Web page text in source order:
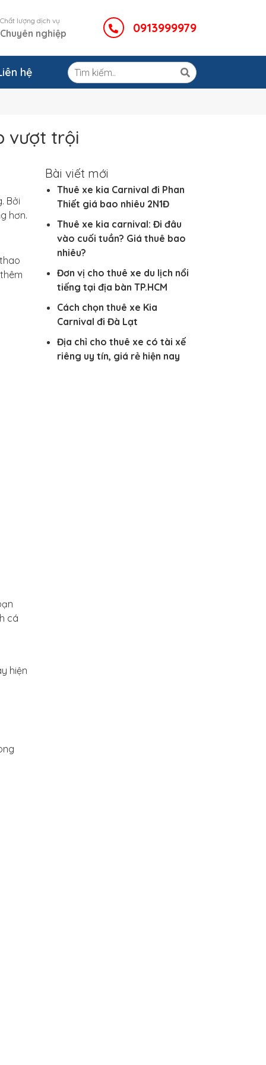
Chất lượng dịch vụ
Chuyên nghiệp 0913999979
hệ
vượt trội
Bởi
hơn.
cá
hiện
Bài viết mới
Thuê xe kia Carnival đi Phan
Thiết giá bao nhiêu 2N1Đ
Thuê xe kia carnival: Đi đâu
vào cuối tuần? Giá thuê bao
nhiêu?
Đơn vị cho thuê xe du lịch nổi
tiếng tại địa bàn TP.HCM
Cách chọn thuê xe Kia
Carnival đi Đà Lạt
Địa chỉ cho thuê xe có tài xế
riêng uy tín, giá rẻ hiện nay